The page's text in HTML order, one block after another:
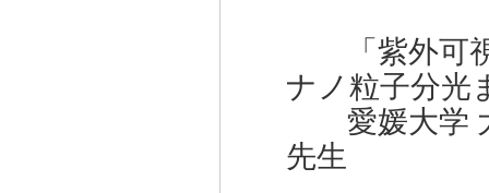
「紫外可視
ナノ粒子分光
愛媛大学
先生